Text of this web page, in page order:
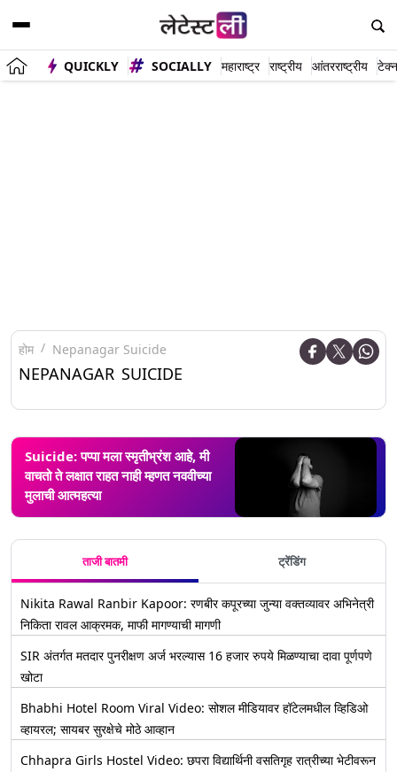
QUICKLY SOCIALLY महाराष्ट्र राष्ट्रीय आंतरराष्ट्रीय
होम Nepanagar Suicide
NEPANAGAR SUICIDE
Suicide: पप्पा मला स्मृतीभ्रंश आहे, मी
वाचतो ते लक्षात राहत नाही म्हणत नववीच्या
मुलाची आत्महत्या
ताजी बातमी ट्रेंडिंग
Nikita Rawal Ranbir Kapoor: रणबीर कपूरच्या जुन्या वक्तव्यावर अभिनेत्री
निकिता रावल आक्रमक, माफी मागण्याची मागणी
SIR अंतर्गत मतदार पुनरीक्षण अर्ज भरल्यास 16 हजार रुपये मिळण्याचा दावा पूर्णपणे
खोटा
Bhabhi Hotel Room Viral Video: सोशल मीडियावर हॉटेलमधील व्हिडिओ
व्हायरल; सायबर सुरक्षेचे मोठे आव्हान
Chhapra Girls Hostel Video: छपरा विद्यार्थिनी वसतिगृह रात्रीच्या भेटीवरून